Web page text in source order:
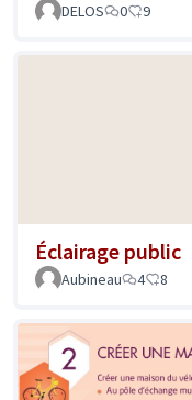
DELOS 0 9
Éclairage public
Aubineau
4 8